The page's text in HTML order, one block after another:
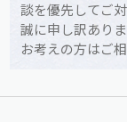
談を優先してご
誠に申し訳あり
お考えの方はご